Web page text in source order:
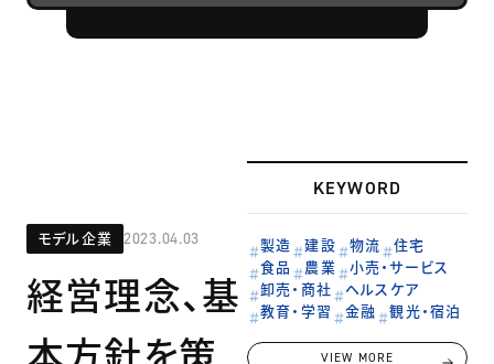
モデル企業 2023.04.03
経営理念、基
KEYWORD
製造 建設 物流
住宅
食品
農業
小売・サービス
卸売・商社
ヘルスケア
教育・学習
金融 観光・宿泊
VIEW MORE